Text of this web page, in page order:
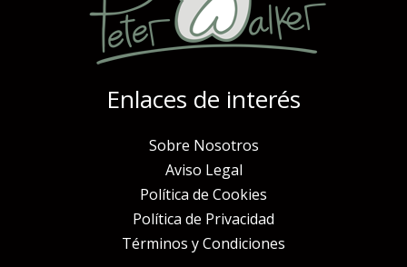
Enlaces de interés
Sobre Nosotros
Aviso Legal
Política de Cookies
Política de Privacidad
Términos y Condiciones